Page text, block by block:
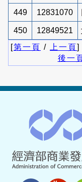
449 12831070
450 12849521
[第一頁 / 上一頁]
後一